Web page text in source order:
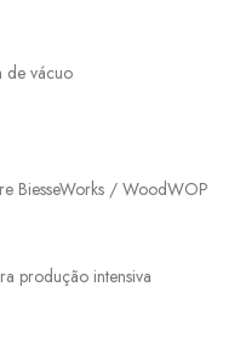
de vácuo
BiesseWorks / WoodWOP
produção intensiva